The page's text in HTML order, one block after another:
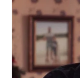
WN
KEPULAUAN